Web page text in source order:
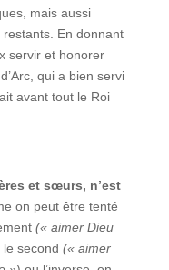
mais aussi
En donnant
servir et honorer
qui a bien servi
avant tout le Roi
et sœurs, n’est
on peut être tenté
(« aimer Dieu
second (« aimer